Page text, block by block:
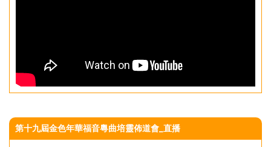
第十九屆金色年華福音粵曲培靈佈道會_直播